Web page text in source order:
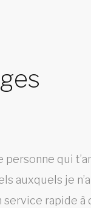
personne qui
auxquels je
service rapide